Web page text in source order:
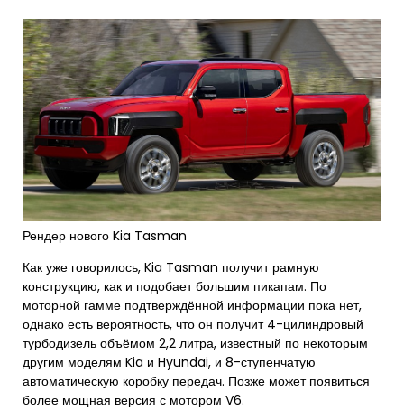
Рендер нового Kia Tasman
Как уже говорилось, Kia Tasman получит рамную
конструкцию, как и подобает большим пикапам. По
моторной гамме подтверждённой информации пока нет,
однако есть вероятность, что он получит 4-цилиндровый
турбодизель объёмом 2,2 литра, известный по некоторым
другим моделям Kia и Hyundai, и 8-ступенчатую
автоматическую коробку передач. Позже может появиться
более мощная версия с мотором V6.